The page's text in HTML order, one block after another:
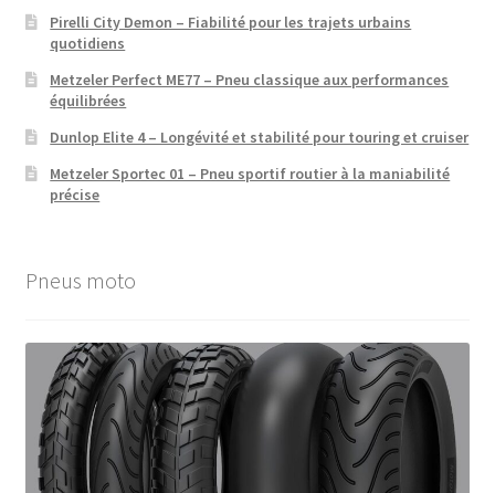
Pirelli City Demon – Fiabilité pour les trajets urbains
quotidiens
Metzeler Perfect ME77 – Pneu classique aux performances
équilibrées
Dunlop Elite 4 – Longévité et stabilité pour touring et cruiser
Metzeler Sportec 01 – Pneu sportif routier à la maniabilité
précise
Pneus moto